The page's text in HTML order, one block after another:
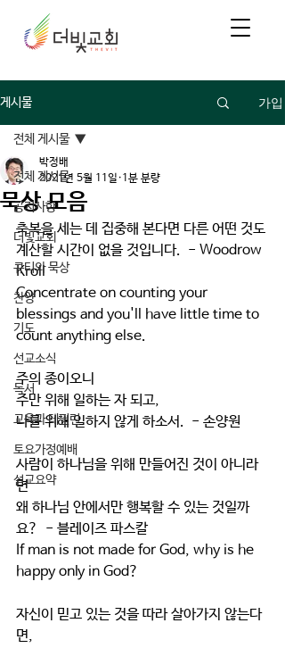
게시물 가입
전체 게시물
공지사항
더빛교회
큐티와 묵상
찬양
기도
선교소식
독서
교육과 테필린
토요가정예배
설교요약
전체 게시물
묵상 모음
박정배
2021년 5월 11일 1분 분량
축복을 세는 데 집중해 본다면 다른 어떤 것도
계산할 시간이 없을 것입니다.  - Woodrow
Kroll
Concentrate on counting your
blessings and you'll have little time to
count anything else.
주의 종이오니
주만 위해 일하는 자 되고,
나를 위해 일하지 않게 하소서.  - 손양원
사람이 하나님을 위해 만들어진 것이 아니라
면
왜 하나님 안에서만 행복할 수 있는 것일까
요?  - 블레이즈 파스칼
If man is not made for God, why is he
happy only in God?
자신이 믿고 있는 것을 따라 살아가지 않는다
면,